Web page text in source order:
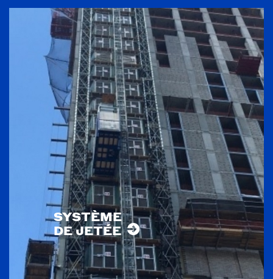
SYSTÈME
DE JETÉE